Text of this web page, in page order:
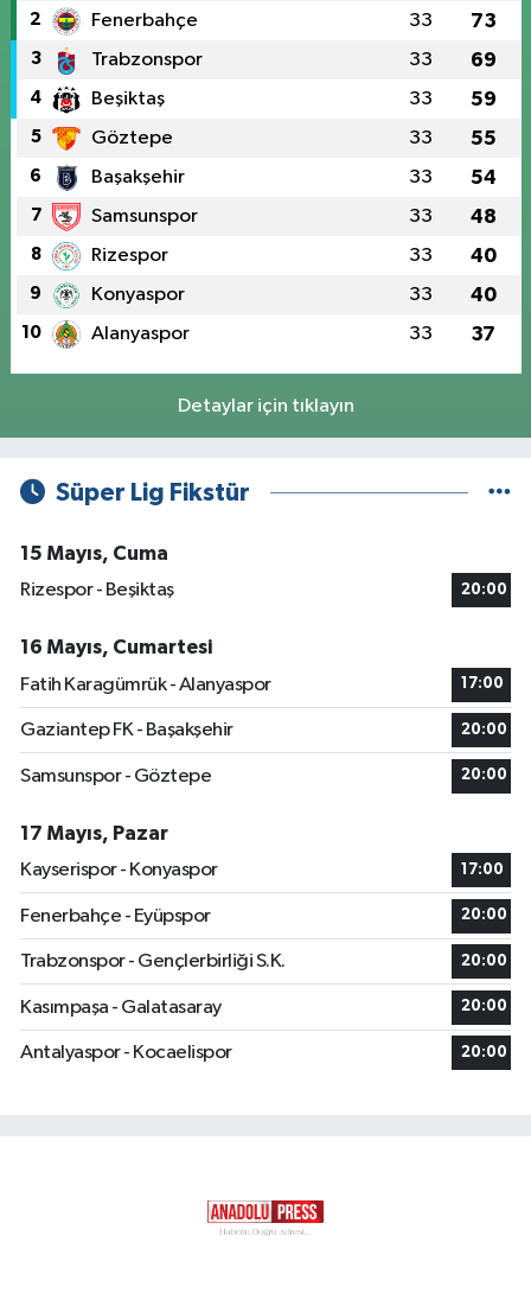
2 Fenerbahçe 33 73
3 Trabzonspor 33 69
4 Beşiktaş 33 59
5 Göztepe 33 55
6 Başakşehir 33 54
7 Samsunspor 33 48
8 Rizespor 33 40
9 Konyaspor 33 40
10 Alanyaspor 33 37
Detaylar için tıklayın
Süper Lig Fikstür
15 Mayıs, Cuma
Rizespor - Beşiktaş
20:00
16 Mayıs, Cumartesi
Fatih Karagümrük - Alanyaspor
17:00
Gaziantep FK - Başakşehir 20:00
Samsunspor - Göztepe 20:00
17 Mayıs, Pazar
Kayserispor - Konyaspor
17:00
Fenerbahçe - Eyüpspor 20:00
Trabzonspor - Gençlerbirliği S.K. 20:00
Kasımpaşa - Galatasaray 20:00
Antalyaspor - Kocaelispor 20:00